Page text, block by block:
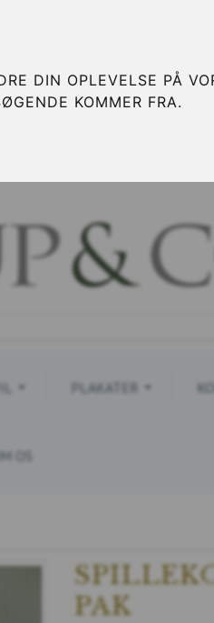
DIN OPLEVELSE PÅ
KOMMER FRA.
PLAKATER
OS
PAK